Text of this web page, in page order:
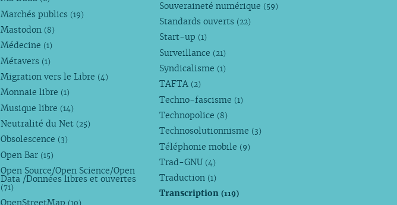
Marchés publics (19)
Mastodon (8)
Médecine (1)
Métavers (1)
Migration vers le Libre (4)
Monnaie libre (1)
Musique libre (14)
Neutralité du Net (25)
Obsolescence (3)
Open Bar (15)
Open Source/Open Science/Open
Data /Données libres et ouvertes
(71)
OpenStreetMap (10)
Souveraineté numérique (59)
Standards ouverts (22)
Start-up (1)
Surveillance (21)
Syndicalisme (1)
TAFTA (2)
Techno-fascisme (1)
Technopolice (8)
Technosolutionnisme (3)
Téléphonie mobile (9)
Trad-GNU (4)
Traduction (1)
Transcription(119)